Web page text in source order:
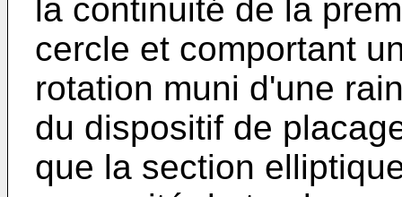
la continuité de la
cercle et comportant
rotation muni d'une
du dispositif de
que la section